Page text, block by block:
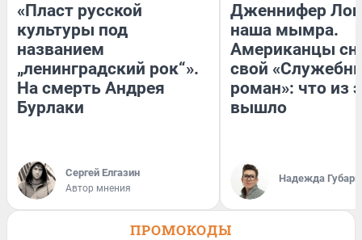
«Пласт русской
культуры под
названием
„ленинградский рок“».
На смерть Андрея
Бурлаки
Сергей Елгазин
Автор мнения
Дженнифер
наша мымра.
Американцы
свой
роман»: что из
вышло
Надежда Губарь
ПРОМОКОДЫ